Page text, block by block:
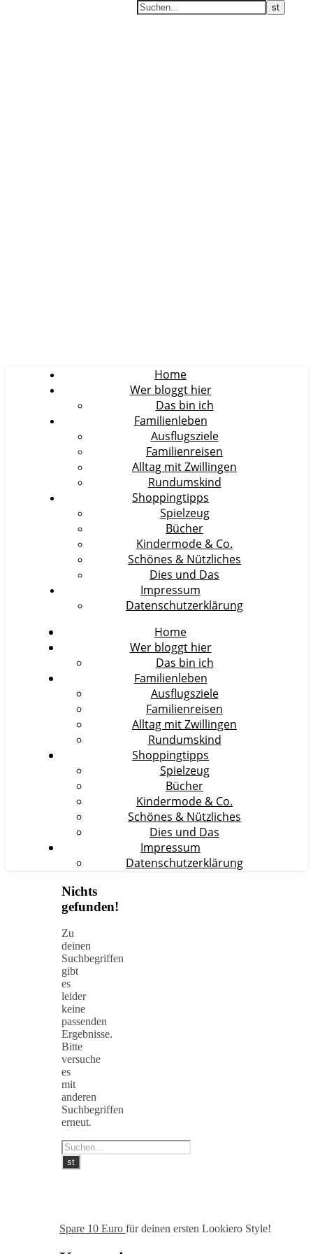
Home
Wer bloggt hier
Das bin ich
Familienleben
Ausflugsziele
Familienreisen
Alltag mit Zwillingen
Rundumskind
Shoppingtipps
Spielzeug
Bücher
Kindermode & Co.
Schönes & Nützliches
Dies und Das
Impressum
Datenschutzerklärung
Home
Wer bloggt hier
Das bin ich
Familienleben
Ausflugsziele
Familienreisen
Alltag mit Zwillingen
Rundumskind
Shoppingtipps
Spielzeug
Bücher
Kindermode & Co.
Schönes & Nützliches
Dies und Das
Impressum
Datenschutzerklärung
Nichts
gefunden!
Zu
deinen
Suchbegriffen
gibt
es
leider
keine
passenden
Ergebnisse.
Bitte
versuche
es
mit
anderen
Suchbegriffen
erneut.
Spare 10 Euro für deinen ersten Lookiero Style!